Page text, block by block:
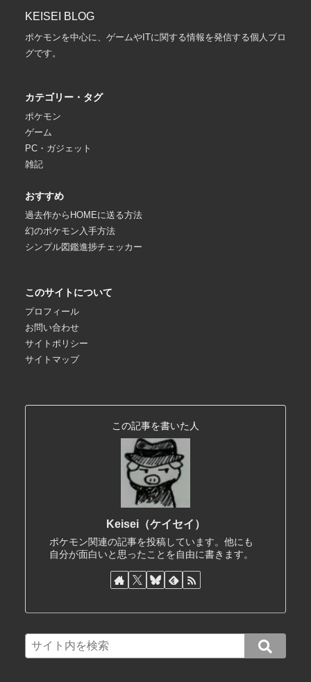
KEISEI BLOG
ポケモンを中心に、ゲームやITに関する情報を発信する個人ブロ
グです。
カテゴリー・タグ
ポケモン
ゲーム
PC・ガジェット
雑記
おすすめ
過去作からHOMEに送る方法
幻のポケモン入手方法
シンプル図鑑進捗チェッカー
このサイトについて
プロフィール
お問い合わせ
サイトポリシー
サイトマップ
この記事を書いた人
Keisei（ケイセイ）
ポケモン関連の記事を投稿しています。他にも
自分が面白いと思ったことを自由に書きます。